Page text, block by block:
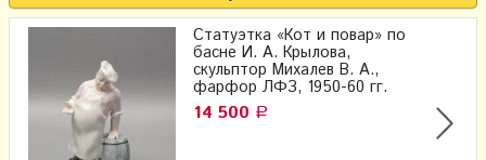
Статуэтка «Кот и повар» по
басне И. А. Крылова,
скульптор Михалев В. А.,
фарфор ЛФЗ, 1950-60 гг.
14 500 Р